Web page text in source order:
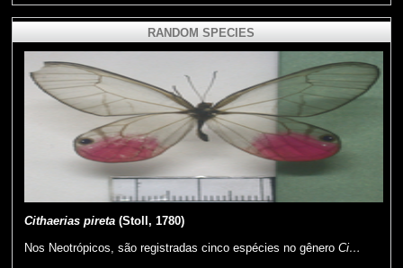
RANDOM SPECIES
Cithaerias pireta(Stoll, 1780)
Nos Neotrópicos, são registradas cinco espécies no gênero Ci…